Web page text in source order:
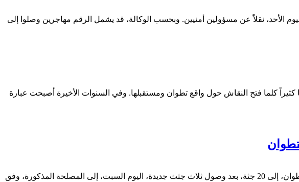
وبحسب الوكالة، قد يشمل الرقم مهاجرين وصلوا إلى
كثيراً كلما فتح النقاش حول واقع تطوان ومستقبلها. وفي السنوات الأخيرة أصبحت عبارة
ارتفعت حصيلة ضحايا محاولة الاقتحام الجماعي لمدينة سبتة المحتلة، الذين استقبلتهم مصلحة الطب الشرعي بمدينة تطوان، إلى 20 جثة، بعد وصول ثلاث جثث جديدة، اليوم السبت، إلى المصلحة المذكورة، وفق